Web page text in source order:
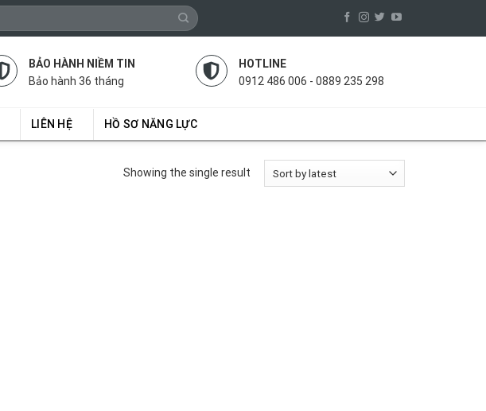
BẢO HÀNH NIỀM TIN
Bảo hành 36 tháng
HOTLINE
0912 486 006 - 0889 235 298
LIÊN HỆ HỒ SƠ NĂNG LỰC
Showing the single result